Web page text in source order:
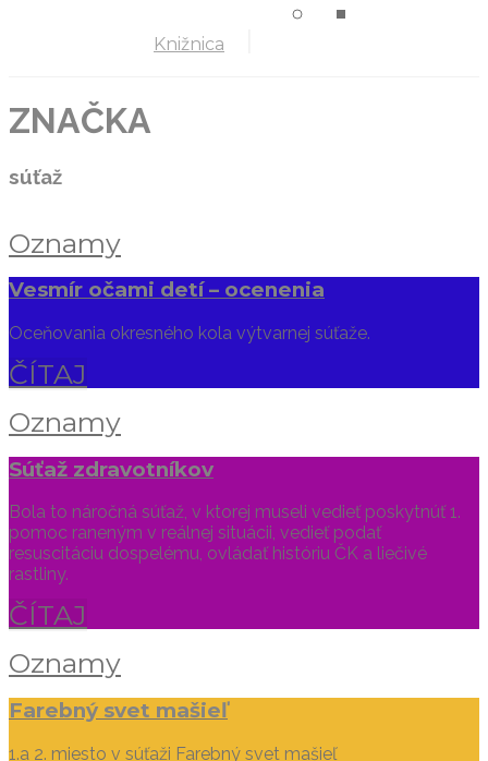
Knižnica
ZNAČKA
súťaž
Oznamy
Vesmír očami detí – ocenenia
Oceňovania okresného kola výtvarnej súťaže.
ČÍTAJ
Oznamy
Súťaž zdravotníkov
Bola to náročná súťaž, v ktorej museli vedieť poskytnúť 1.
pomoc raneným v reálnej situácii, vedieť podať
resuscitáciu dospelému, ovládať históriu ČK a liečivé
rastliny.
ČÍTAJ
Oznamy
Farebný svet mašieľ
1.a 2. miesto v súťaži Farebný svet mašieľ